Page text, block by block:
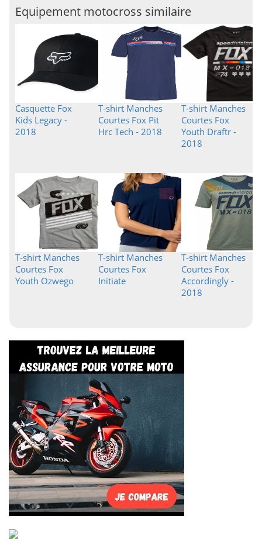
Equipement motocross similaire
Casquette Fox
Kids Legacy -
2018
T-shirt Manches
Courtes Fox Pit
Hrc Tech - 2018
T-shirt Manches
Courtes Fox
Youth Draftr -
2018
T-shirt Manches
Courtes Fox
Youth Ozwego
T-shirt Manches
Courtes Fox
Initiate
T-shirt Manches
Courtes Fox
Accordingly -
2018